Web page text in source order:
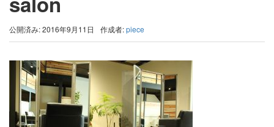
公開済み: 2016年9月11日 作成者:piece